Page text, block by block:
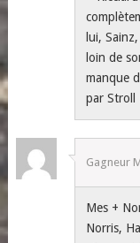
lui,
loin de
manque
par Stroll
Gagneur
Mes +
Norris,